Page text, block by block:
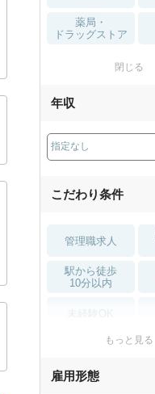
薬局・
ドラッグストア
閉じる
年収
こだわり条件
管理職求人
駅から徒歩
10分以内
住宅手当・補助
もっと見る
雇用形態